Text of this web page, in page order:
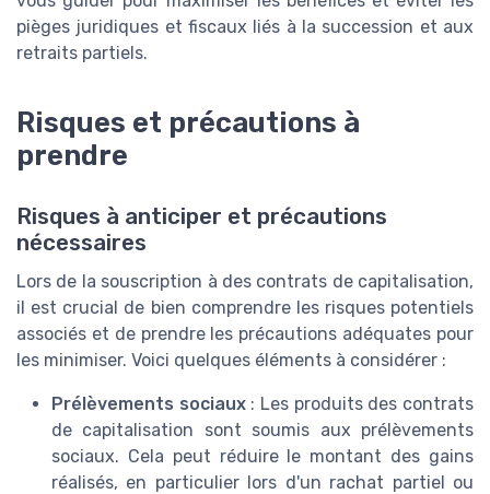
pièges juridiques et fiscaux liés à la succession et aux
retraits partiels.
Risques et précautions à
prendre
Risques à anticiper et précautions
nécessaires
Lors de la souscription à des contrats de capitalisation,
il est crucial de bien comprendre les risques potentiels
associés et de prendre les précautions adéquates pour
les minimiser. Voici quelques éléments à considérer :
Prélèvements sociaux: Les produits des contrats
de capitalisation sont soumis aux prélèvements
sociaux. Cela peut réduire le montant des gains
réalisés, en particulier lors d'un rachat partiel ou